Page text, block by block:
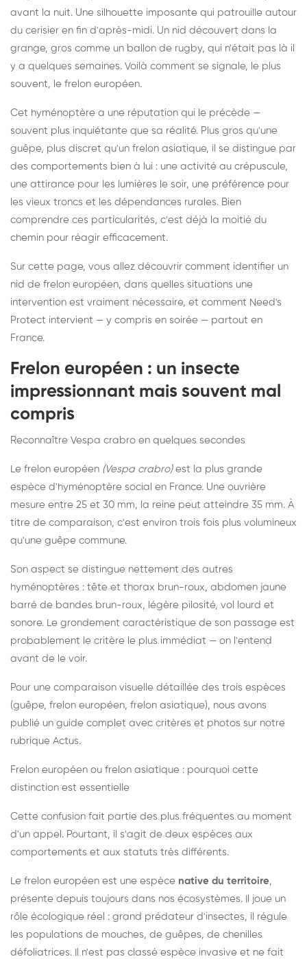
avant la nuit. Une silhouette imposante qui patrouille autour
du cerisier en fin d'après-midi. Un nid découvert dans la
grange, gros comme un ballon de rugby, qui n'était pas là il
y a quelques semaines. Voilà comment se signale, le plus
souvent, le frelon européen.
Cet hyménoptère a une réputation qui le précède —
souvent plus inquiétante que sa réalité. Plus gros qu'une
guêpe, plus discret qu'un frelon asiatique, il se distingue par
des comportements bien à lui : une activité au crépuscule,
une attirance pour les lumières le soir, une préférence pour
les vieux troncs et les dépendances rurales. Bien
comprendre ces particularités, c'est déjà la moitié du
chemin pour réagir efficacement.
Sur cette page, vous allez découvrir comment identifier un
nid de frelon européen, dans quelles situations une
intervention est vraiment nécessaire, et comment Need's
Protect intervient — y compris en soirée — partout en
France.
Frelon européen : un insecte
impressionnant mais souvent mal
compris
Reconnaître Vespa crabro en quelques secondes
Le frelon européen (Vespa crabro)est la plus grande
espèce d'hyménoptère social en France. Une ouvrière
mesure entre 25 et 30 mm, la reine peut atteindre 35 mm. À
titre de comparaison, c'est environ trois fois plus volumineux
qu'une guêpe commune.
Son aspect se distingue nettement des autres
hyménoptères : tête et thorax brun-roux, abdomen jaune
barré de bandes brun-roux, légère pilosité, vol lourd et
sonore. Le grondement caractéristique de son passage est
probablement le critère le plus immédiat — on l'entend
avant de le voir.
Pour une comparaison visuelle détaillée des trois espèces
(guêpe, frelon européen, frelon asiatique), nous avons
publié un guide complet avec critères et photos sur notre
rubrique Actus.
Frelon européen ou frelon asiatique : pourquoi cette
distinction est essentielle
Cette confusion fait partie des plus fréquentes au moment
d'un appel. Pourtant, il s'agit de deux espèces aux
comportements et aux statuts très différents.
Le frelon européen est une espèce native du territoire,
présente depuis toujours dans nos écosystèmes. Il joue un
rôle écologique réel : grand prédateur d'insectes, il régule
les populations de mouches, de guêpes, de chenilles
défoliatrices. Il n'est pas classé espèce invasive et ne fait